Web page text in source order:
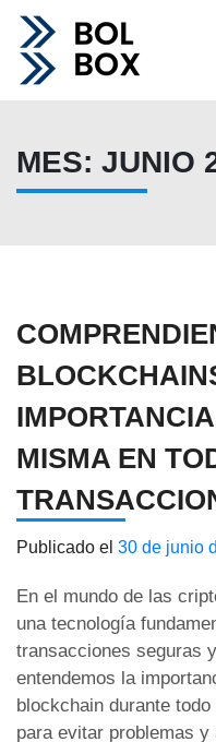
MES: JUNIO
MISMA EN
Publicado el 30 de junio
En el mundo de las
una tecnología
transacciones seguras
entendemos la
blockchain durante
para evitar problemas